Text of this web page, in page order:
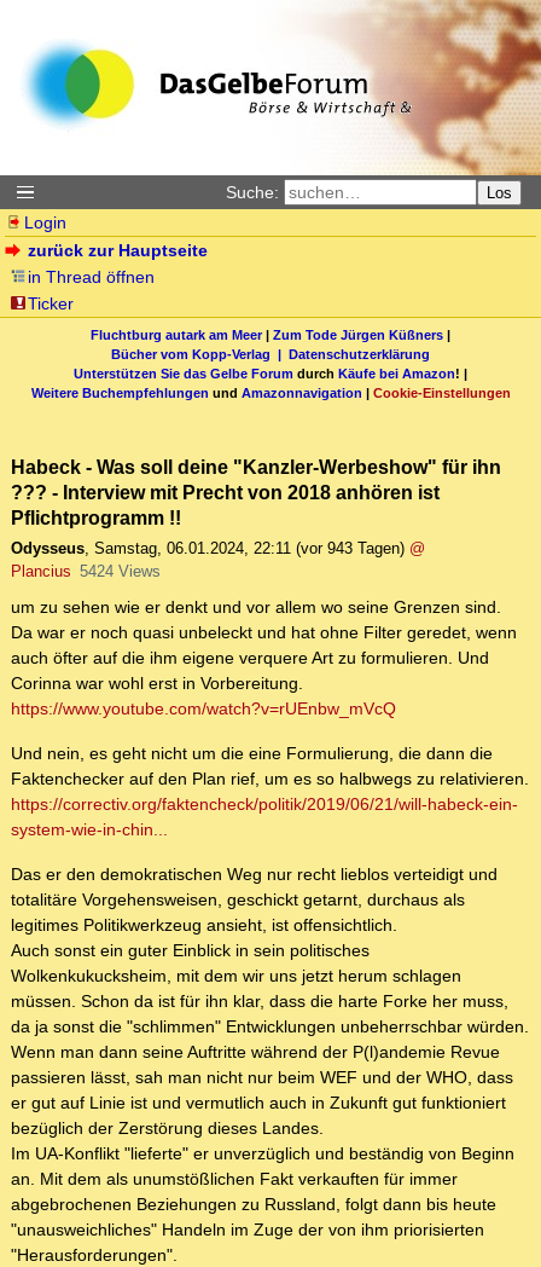
Suche: Los
Login
zurück zur Hauptseite
in Thread öffnen
Ticker
Fluchtburg autark am Meer| Zum Tode Jürgen Küßners |
Bücher vom Kopp-Verlag | Datenschutzerklärung
Unterstützen Sie das Gelbe Forum durch Käufe bei Amazon! |
Weitere Buchempfehlungen und Amazonnavigation | Cookie-Einstellungen
Habeck - Was soll deine "Kanzler-Werbeshow" für ihn
??? - Interview mit Precht von 2018 anhören ist
Pflichtprogramm !!
Odysseus, Samstag, 06.01.2024, 22:11 (vor 943 Tagen) @
Plancius 5424 Views
um zu sehen wie er denkt und vor allem wo seine Grenzen sind.
Da war er noch quasi unbeleckt und hat ohne Filter geredet, wenn
auch öfter auf die ihm eigene verquere Art zu formulieren. Und
Corinna war wohl erst in Vorbereitung.
https://www.youtube.com/watch?v=rUEnbw_mVcQ
Und nein, es geht nicht um die eine Formulierung, die dann die
Faktenchecker auf den Plan rief, um es so halbwegs zu relativieren.
https://correctiv.org/faktencheck/politik/2019/06/21/will-habeck-ein-
system-wie-in-chin...
Das er den demokratischen Weg nur recht lieblos verteidigt und
totalitäre Vorgehensweisen, geschickt getarnt, durchaus als
legitimes Politikwerkzeug ansieht, ist offensichtlich.
Auch sonst ein guter Einblick in sein politisches
Wolkenkukucksheim, mit dem wir uns jetzt herum schlagen
müssen. Schon da ist für ihn klar, dass die harte Forke her muss,
da ja sonst die "schlimmen" Entwicklungen unbeherrschbar würden.
Wenn man dann seine Auftritte während der P(l)andemie Revue
passieren lässt, sah man nicht nur beim WEF und der WHO, dass
er gut auf Linie ist und vermutlich auch in Zukunft gut funktioniert
bezüglich der Zerstörung dieses Landes.
Im UA-Konflikt "lieferte" er unverzüglich und beständig von Beginn
an. Mit dem als unumstößlichen Fakt verkauften für immer
abgebrochenen Beziehungen zu Russland, folgt dann bis heute
"unausweichliches" Handeln im Zuge der von ihm priorisierten
"Herausforderungen".